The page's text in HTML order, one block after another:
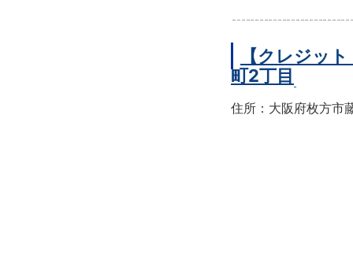
【クレジッ
町2丁目
住所：大阪府枚方市